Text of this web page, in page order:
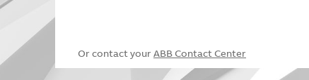
Or contact your ABB Contact Center